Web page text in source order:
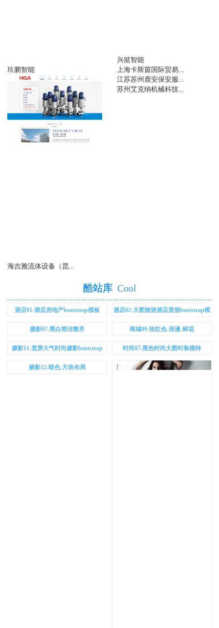
兴挺智能
玖鹏智能
上海卡斯茵国际贸易...
海吉雅流体设备（昆...
江苏苏州鹿安保安服...
苏州艾克纳机械科技...
酷站库 Cool
酒店01-酒店房地产bootstrap模板
酒店02-大图旅游酒店度假bootstrap模
摄影07-黑白简洁整齐 商城09-玫红色-浪漫-鲜花
摄影11-宽屏大气时尚摄影bootstrap
时尚07-黑色时尚大图时装模特
bootstrap
摄影12-暗色-方块布局